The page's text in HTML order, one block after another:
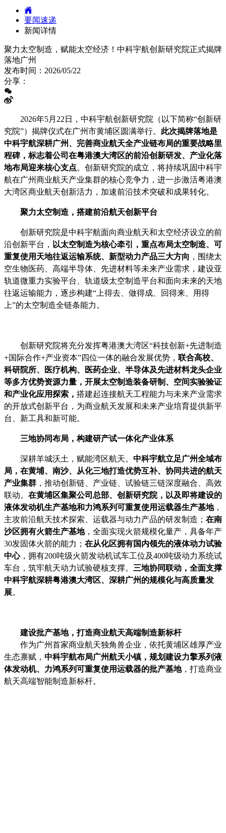

要闻速递
新闻详情
聚力太空制造，赋能太空经济！中科宇航创新研究院正式揭牌
落地广州
发布时间： 2026/05/22
分享：
2026年5月22日，中科宇航创新研究院（以下简称“创新研
究院”）揭牌仪式在广州市黄埔区圆满举行。 此次揭牌落地是
中科宇航深耕广州、完善商业航天全产业链布局的重要战略里
程碑，标志着公司在粤港澳大湾区的前沿创新研发、产业化落
地布局迎来核心支点。创新研究院的成立，将持续巩固中科宇
航在广州商业航天产业集群的核心竞争力，进一步激活粤港澳
大湾区商业航天创新活力，加速前沿技术突破和成果转化。
聚力太空制造，搭建前沿航天创新平台
创新研究院是中科宇航面向商业航天和太空经济设立的前
沿创新平台， 以太空制造为核心牵引，重点布局太空制造、可
重复使用天地往返运输系统、新型动力产品三大方向 ，围绕太
空生物医药、高端半导体、先进材料等未来产业需求，建设亚
轨道微重力实验平台、轨道级太空制造平台和面向未来的天地
往返运输能力，逐步构建“上得去、做得成、回得来、用得
上”的太空制造全链条能力。
创新研究院将充分发挥粤港澳大湾区“科技创新+先进制造
+国际合作+产业资本”四位一体的融合发展优势， 联合高校、
科研院所、医疗机构、医药企业、半导体及先进材料龙头企业
等多方优势资源力量，开展太空制造装备研制、空间实验验证
和产业化应用探索， 搭建起连接航天工程能力与未来产业需求
的开放式创新平台，为商业航天发展和未来产业培育提供新平
台、新工具和新可能。
三地协同布局，构建研产试一体化产业体系
深耕羊城沃土，赋能湾区航天。 中科宇航立足广州全域布
局，在黄埔、南沙、从化三地打造优势互补、协同共进的航天
产业集群 ，推动创新链、产业链、试验链三链深度融合、高效
联动。 在黄埔区集聚公司总部、创新研究院，以及即将建设的
液体发动机生产基地和力鸿系列可重复使用运载器生产基地，
主攻前沿航天技术探索、运载器与动力产品的研发制造； 在南
沙区拥有火箭生产基地，全面实现火箭规模化量产，具备年产
30发固体火箭的能力； 在从化区拥有国内领先的液体动力试验
中心，拥有200吨级火箭发动机试车工位及400吨级动力系统试
车台，筑牢航天动力试验硬核支撑。 三地协同联动，全面支撑
中科宇航深耕粤港澳大湾区、深耕广州的规模化与高质量发
展。
建设批产基地，打造商业航天高端制造新标杆
作为广州首家商业航天独角兽企业，依托黄埔区雄厚产业
生态禀赋， 中科宇航布局广州航天小镇，规划建设力擎系列液
体发动机、力鸿系列可重复使用运载器的批产基地，打造商业
航天高端智能制造新标杆。